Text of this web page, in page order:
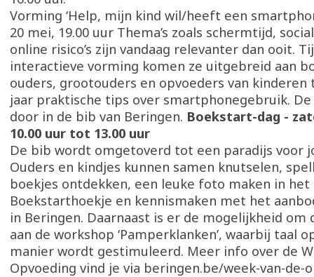
Vorming ‘Help, mijn kind wil/heeft een
20 mei, 19.00 uur Thema’s zoals schermtijd,
online risico’s zijn vandaag relevanter dan ooit.
interactieve vorming komen ze uitgebreid aan
ouders, grootouders en opvoeders van kinderen
jaar praktische tips over smartphonegebruik.
door in de bib van Beringen. Boekstart-dag -
10.00 uur tot 13.00 uur
De bib wordt omgetoverd tot een paradijs voor
Ouders en kindjes kunnen samen knutselen,
boekjes ontdekken, een leuke foto maken in het
Boekstarthoekje en kennismaken met het
in Beringen. Daarnaast is er de mogelijkheid om
aan de workshop ‘Pamperklanken’, waarbij taal
manier wordt gestimuleerd. Meer info over de
Opvoeding vind je via beringen.be/week-van-de-